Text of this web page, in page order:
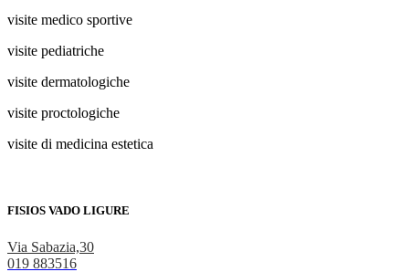
visite medico sportive
visite pediatriche
visite dermatologiche
visite proctologiche
visite di medicina estetica
FISIOS VADO LIGURE
Via Sabazia,30
019 883516